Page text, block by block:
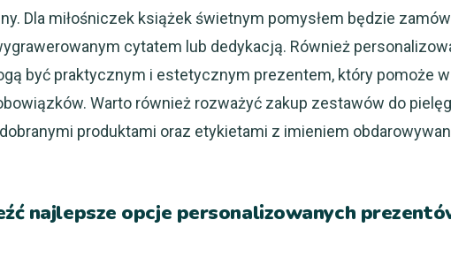
Dla miłośniczek książek świetnym pomysłem będzie
cytatem lub dedykacją. Również
być praktycznym i estetycznym prezentem, który pomoże
Warto również rozważyć zakup zestawów do
produktami oraz etykietami z imieniem
najlepsze opcje personalizowanych